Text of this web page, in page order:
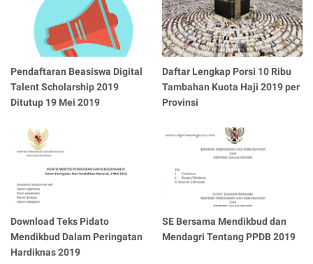
Pendaftaran Beasiswa Digital
Talent Scholarship 2019
Ditutup 19 Mei 2019
Daftar Lengkap Porsi 10 Ribu
Tambahan Kuota Haji 2019 per
Provinsi
Download Teks Pidato
Mendikbud Dalam Peringatan
Hardiknas 2019
SE Bersama Mendikbud dan
Mendagri Tentang PPDB 2019